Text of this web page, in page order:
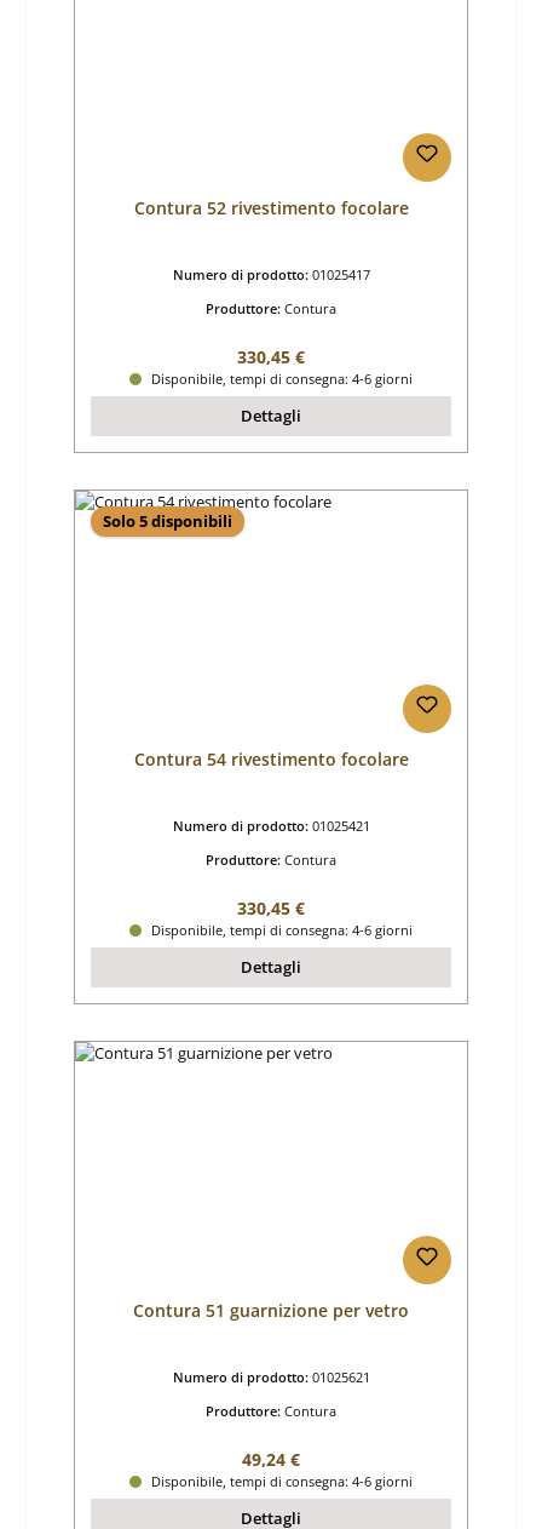
Contura 52 rivestimento focolare
Numero di prodotto: 01025417
Produttore: Contura
Prezzo normale:
330,45 €
Disponibile, tempi di consegna: 4-6 giorni
Dettagli
Solo 5 disponibili
Contura 54 rivestimento focolare
Numero di prodotto: 01025421
Produttore: Contura
Prezzo normale:
330,45 €
Disponibile, tempi di consegna: 4-6 giorni
Dettagli
Contura 51 guarnizione per vetro
Numero di prodotto: 01025621
Produttore: Contura
Prezzo normale:
49,24 €
Disponibile, tempi di consegna: 4-6 giorni
Dettagli